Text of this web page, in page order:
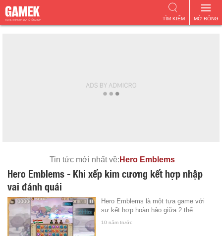
MỞ RỘNG
TÌM KIẾM
Tin tức mới nhất về: Hero Emblems
Hero Emblems - Khi xếp kim cương kết hợp nhập
vai đánh quái
Hero Emblems là một tựa game với
sự kết hợp hoàn hảo giữa 2 thể ...
10 năm trước